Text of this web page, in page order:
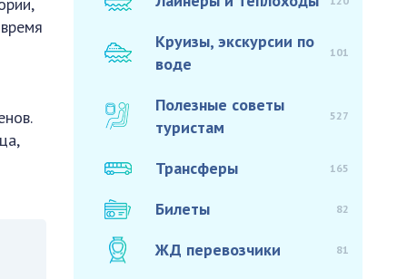
Круизы, экскурсии по
воде
101
Полезные советы
туристам
527
Трансферы 165
Билеты 82
ЖД перевозчики 81